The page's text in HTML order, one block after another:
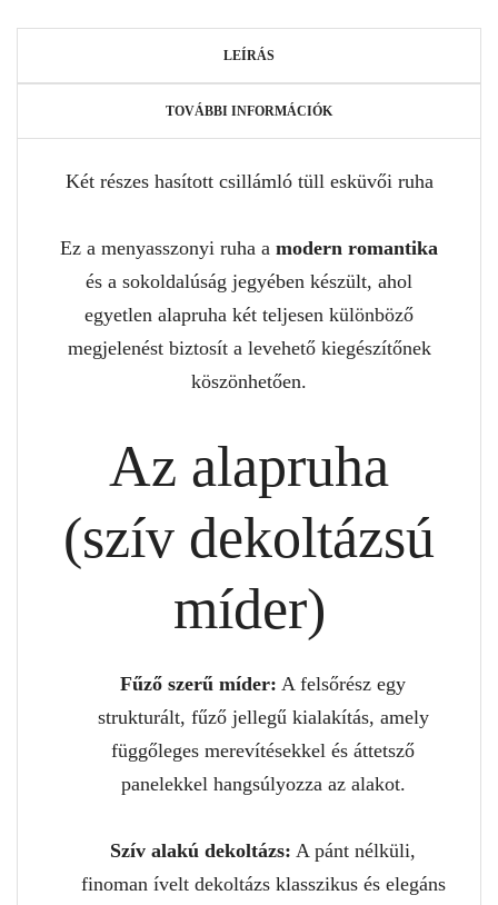
LEÍRÁS
TOVÁBBI INFORMÁCIÓK
Két részes hasított csillámló tüll esküvői ruha
Ez a menyasszonyi ruha a modern romantika
és a sokoldalúság jegyében készült, ahol
egyetlen alapruha két teljesen különböző
megjelenést biztosít a levehető kiegészítőnek
köszönhetően.
Az alapruha
(szív dekoltázsú
míder)
Fűző szerű míder: A felsőrész egy
strukturált, fűző jellegű kialakítás, amely
függőleges merevítésekkel és áttetsző
panelekkel hangsúlyozza az alakot.
Szív alakú dekoltázs: A pánt nélküli,
finoman ívelt dekoltázs klasszikus és elegáns